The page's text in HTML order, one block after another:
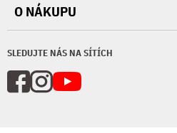
SLEDUJTE NÁS NA SÍTÍCH
O NÁKUPU